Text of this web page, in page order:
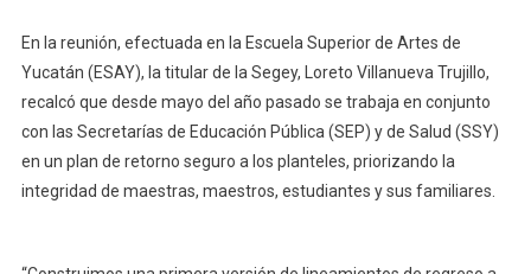
En la reunión, efectuada en la Escuela Superior de Artes de
Yucatán (ESAY), la titular de la Segey, Loreto Villanueva Trujillo,
recalcó que desde mayo del año pasado se trabaja en conjunto
con las Secretarías de Educación Pública (SEP) y de Salud (SSY)
en un plan de retorno seguro a los planteles, priorizando la
integridad de maestras, maestros, estudiantes y sus familiares.